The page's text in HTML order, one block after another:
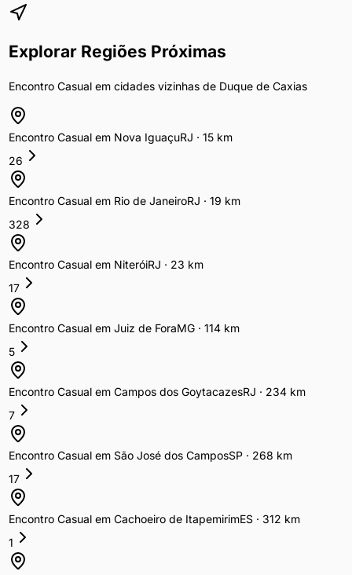
Explorar Regiões Próximas
Encontro Casualem cidades vizinhas de Duque de Caxias
Encontro Casualem Nova IguaçuRJ · 15km
26
Encontro Casualem Rio de JaneiroRJ · 19 km
328
Encontro Casualem NiteróiRJ · 23 km
17
Encontro Casualem Juiz de ForaMG· 114km
5
Encontro Casualem Campos dos GoytacazesRJ · 234km
7
Encontro Casualem São José dos CamposSP· 268 km
17
Encontro Casualem Cachoeiro de ItapemirimES· 312 km
1